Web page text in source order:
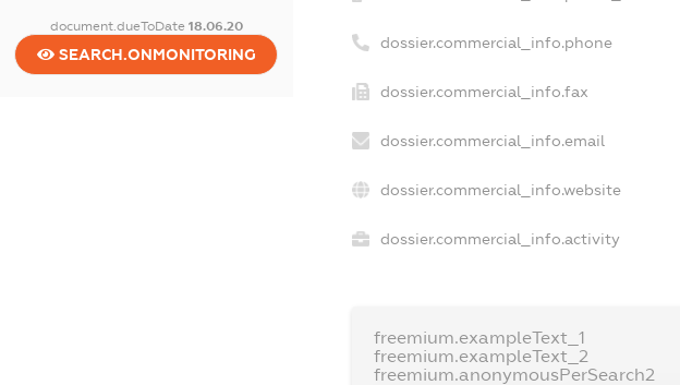
document.dueToDate 18.06.20
SEARCH.ONMONITORING
dossier.commercial_info.phone
dossier.commercial_info.fax
dossier.commercial_info.email
dossier.commercial_info.website
dossier.commercial_info.activity
freemium.exampleText_1
freemium.exampleText_2
freemium.anonymousPerSearch2